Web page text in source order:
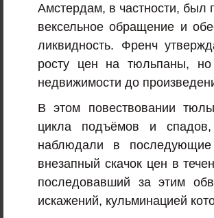
Амстердам, в частности, был
вексельное обращение и
ликвидность. Френч
росту цен на тюльпаны,
недвижимости до
В этом повествовании
цикла подъёмов и спадов,
наблюдали в последующие
внезапный скачок цен в
последовавший за этим
искажений, кульминацией